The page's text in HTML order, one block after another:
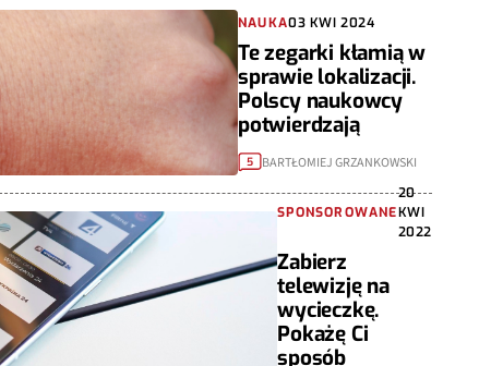
NAUKA03 KWI 2024
Te zegarki kłamią w
sprawie lokalizacji.
Polscy naukowcy
potwierdzają
5 BARTŁOMIEJ GRZANKOWSKI
SPONSOROWANE
20
KWI
2022
Zabierz
telewizję na
wycieczkę.
Pokażę Ci
sposób